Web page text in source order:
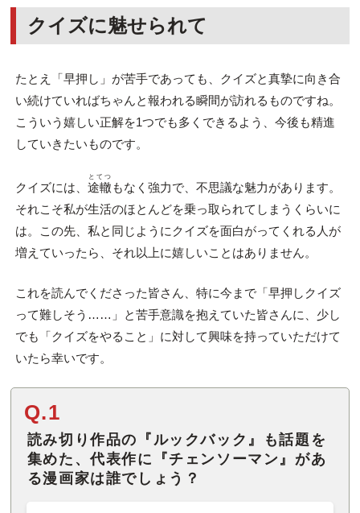
クイズに魅せられて
たとえ「早押し」が苦手であっても、クイズと真摯に向き合
い続けていればちゃんと報われる瞬間が訪れるものですね。
こういう嬉しい正解を1つでも多くできるよう、今後も精進
していきたいものです。
クイズには、 途轍
とてつ
もなく強力で、不思議な魅力があります。
それこそ私が生活のほとんどを乗っ取られてしまうくらいに
は。この先、私と同じようにクイズを面白がってくれる人が
増えていったら、それ以上に嬉しいことはありません。
これを読んでくださった皆さん、特に今まで「早押しクイズ
って難しそう……」と苦手意識を抱えていた皆さんに、少し
でも「クイズをやること」に対して興味を持っていただけて
いたら幸いです。
Q.1
読み切り作品の『ルックバック』も話題を
集めた、代表作に『チェンソーマン』があ
る漫画家は誰でしょう？